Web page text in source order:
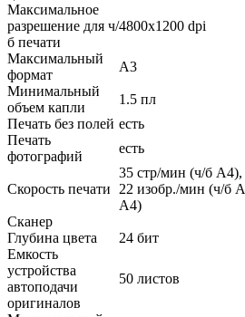
Максимальное
разрешение для ч/
б печати
4800x1200 dpi
Максимальный
формат
A3
Минимальный
объем капли
1.5 пл
Печать без полей есть
Печать
фотографий
есть
Скорость печати
35 стр/мин (ч/б
22 изобр./мин (ч/б
А4)
Сканер
Глубина цвета
24 бит
Емкость
устройства
автоподачи
оригиналов
50 листов